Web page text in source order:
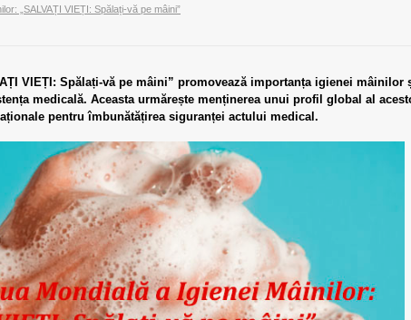
„SALVAȚI VIEȚI: Spălați-vă pe mâini”
VIEȚI: Spălați-vă pe mâini” promovează importanța igienei mâinilor
medicală. Aceasta urmărește menținerea unui profil global al
pentru îmbunătățirea siguranței actului medical.